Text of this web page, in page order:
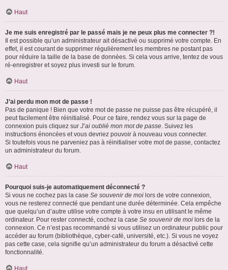
Haut
Je me suis enregistré par le passé mais je ne peux plus me connecter ?!
Il est possible qu’un administrateur ait désactivé ou supprimé votre compte. En
effet, il est courant de supprimer régulièrement les membres ne postant pas
pour réduire la taille de la base de données. Si cela vous arrive, tentez de vous
ré-enregistrer et soyez plus investi sur le forum.
Haut
J’ai perdu mon mot de passe !
Pas de panique ! Bien que votre mot de passe ne puisse pas être récupéré, il
peut facilement être réinitialisé. Pour ce faire, rendez vous sur la page de
connexion puis cliquez sur J’ai oublié mon mot de passe. Suivez les
instructions énoncées et vous devriez pouvoir à nouveau vous connecter.
Si toutefois vous ne parveniez pas à réinitialiser votre mot de passe, contactez
un administrateur du forum.
Haut
Pourquoi suis-je automatiquement déconnecté ?
Si vous ne cochez pas la case Se souvenir de moi lors de votre connexion,
vous ne resterez connecté que pendant une durée déterminée. Cela empêche
que quelqu’un d’autre utilise votre compte à votre insu en utilisant le même
ordinateur. Pour rester connecté, cochez la case Se souvenir de moi lors de la
connexion. Ce n’est pas recommandé si vous utilisez un ordinateur public pour
accéder au forum (bibliothèque, cyber-café, université, etc.). Si vous ne voyez
pas cette case, cela signifie qu’un administrateur du forum a désactivé cette
fonctionnalité.
Haut